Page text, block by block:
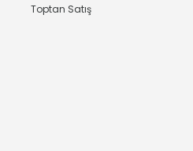
Toptan Satış